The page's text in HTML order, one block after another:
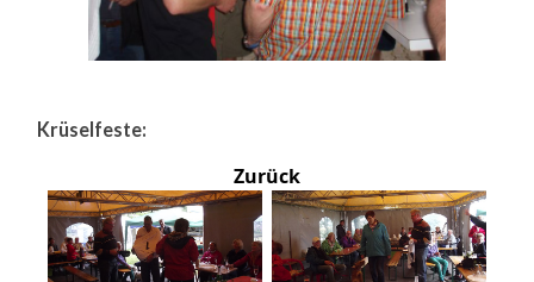
Krüselfeste:
Zurück